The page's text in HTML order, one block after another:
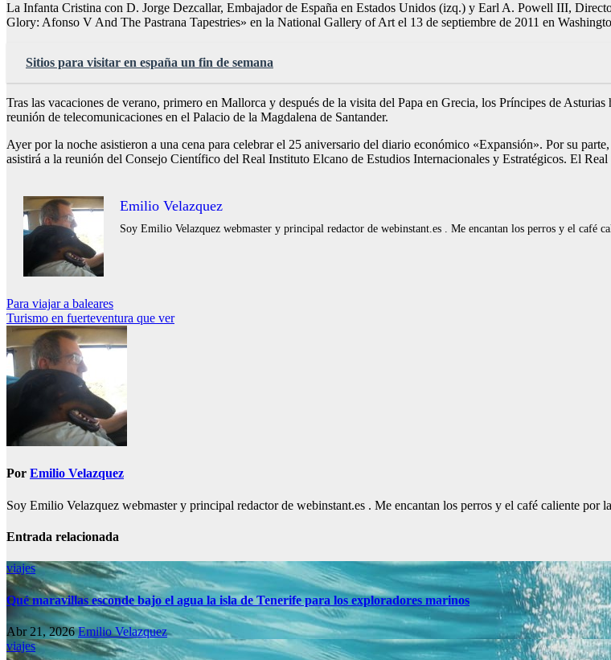
La Infanta Cristina con D. Jorge Dezcallar, Embajador de España en Estados Unidos (izq.) y Earl A. Powell III,
Glory: Afonso V And The Pastrana Tapestries» en la National Gallery of Art el 13 de septiembre de 2011 en
Sitios para visitar en españa un fin de semana
Tras las vacaciones de verano, primero en Mallorca y después de la visita del Papa en Grecia, los Príncipes de
reunión de telecomunicaciones en el Palacio de la Magdalena de Santander.
Ayer por la noche asistieron a una cena para celebrar el 25 aniversario del diario económico «Expansión». Por su
asistirá a la reunión del Consejo Científico del Real Instituto Elcano de Estudios Internacionales y Estratégicos. El
Emilio Velazquez
Soy Emilio Velazquez webmaster y principal redactor de webinstant.es . Me encantan los perros y el café
Navegación
de
entradas
Para viajar a baleares
Turismo en fuerteventura que ver
Por Emilio Velazquez
Soy Emilio Velazquez webmaster y principal redactor de webinstant.es . Me encantan los perros y el café caliente por
Entrada relacionada
viajes
Qué maravillas esconde bajo el agua la isla de Tenerife para los exploradores marinos
Abr 21, 2026Emilio Velazquez
viajes